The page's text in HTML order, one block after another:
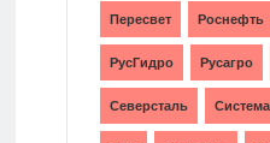
Пересвет Роснефть
РусГидро Русагро
Северсталь Система